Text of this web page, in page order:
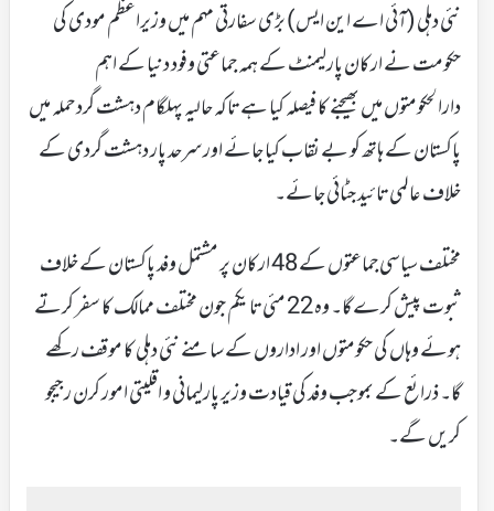
نئی دہلی (آئی اے این ایس) بڑی سفارتی مہم میں وزیراعظم مودی کی
حکومت نے ارکان پارلیمنٹ کے ہمہ جماعتی وفود دنیا کے اہم
دارالحکومتوں میں بھیجنے کا فیصلہ کیا ہے تاکہ حالیہ پہلگام دہشت گرد حملہ میں
پاکستان کے ہاتھ کو بے نقاب کیا جائے اور سرحد پار دہشت گردی کے
خلاف عالمی تائید جٹائی جائے۔
مختلف سیاسی جماعتوں کے 48 ارکان پر مشتمل وفد پاکستان کے خلاف
ثبوت پیش کرے گا۔ وہ 22 مئی تا یکم جون مختلف ممالک کا سفر کرتے
ہوئے وہاں کی حکومتوں اور اداروں کے سامنے نئی دہلی کا موقف رکھے
گا۔ ذرائع کے بموجب وفد کی قیادت وزیر پارلیمانی و اقلیتی امور کرن رجیجو
کریں گے۔